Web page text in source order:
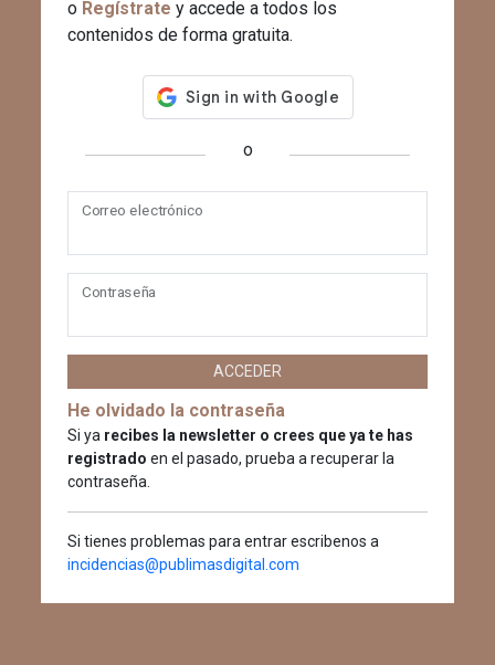
o Regístrate y accede a todos los
contenidos de forma gratuita.
o
Correo electrónico
Contraseña
ACCEDER
He olvidado la contraseña
Si ya recibes la newsletter o crees que ya te has
registrado en el pasado, prueba a recuperar la
contraseña.
Si tienes problemas para entrar escribenos a
incidencias@publimasdigital.com